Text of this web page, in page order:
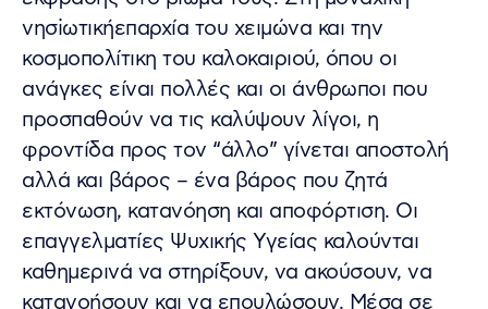
νησiωτικήεπαρχία του χειμώνα και την
κοσμοπολίτικη του καλοκαιριού, όπου οι
ανάγκες είναι πολλές και οι άνθρωποι που
προσπαθούν να τις καλύψουν λίγοι, η
φροντίδα προς τον “άλλο” γίνεται αποστολή
αλλά και βάρος – ένα βάρος που ζητά
εκτόνωση, κατανόηση και αποφόρτιση. Οι
επαγγελματίες Ψυχικής Υγείας καλούνται
καθημερινά να στηρίξουν, να ακούσουν, να
κατανοήσουν και να επουλώσουν. Μέσα σε